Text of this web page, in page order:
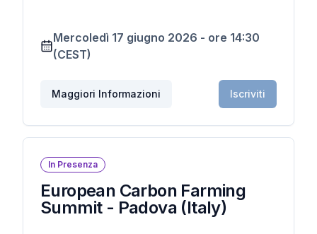
Mercoledì 17 giugno 2026 - ore 14:30
(CEST)
Maggiori Informazioni Iscriviti
In Presenza
European Carbon Farming
Summit - Padova (Italy)